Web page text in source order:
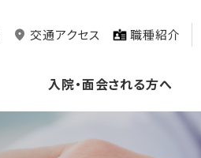
交通アクセス 職種紹介
入院・面会される方へ